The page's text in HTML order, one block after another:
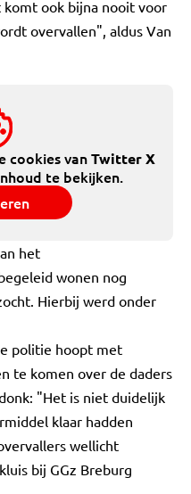
ook bijna nooit voor
overvallen", aldus Van
cookies vanTwitter X
te bekijken.
het
wonen nog
Hierbij werd onder
politie hoopt met
te komen over de daders
"Het is niet duidelijk
klaar hadden
wellicht
bij GGz Breburg